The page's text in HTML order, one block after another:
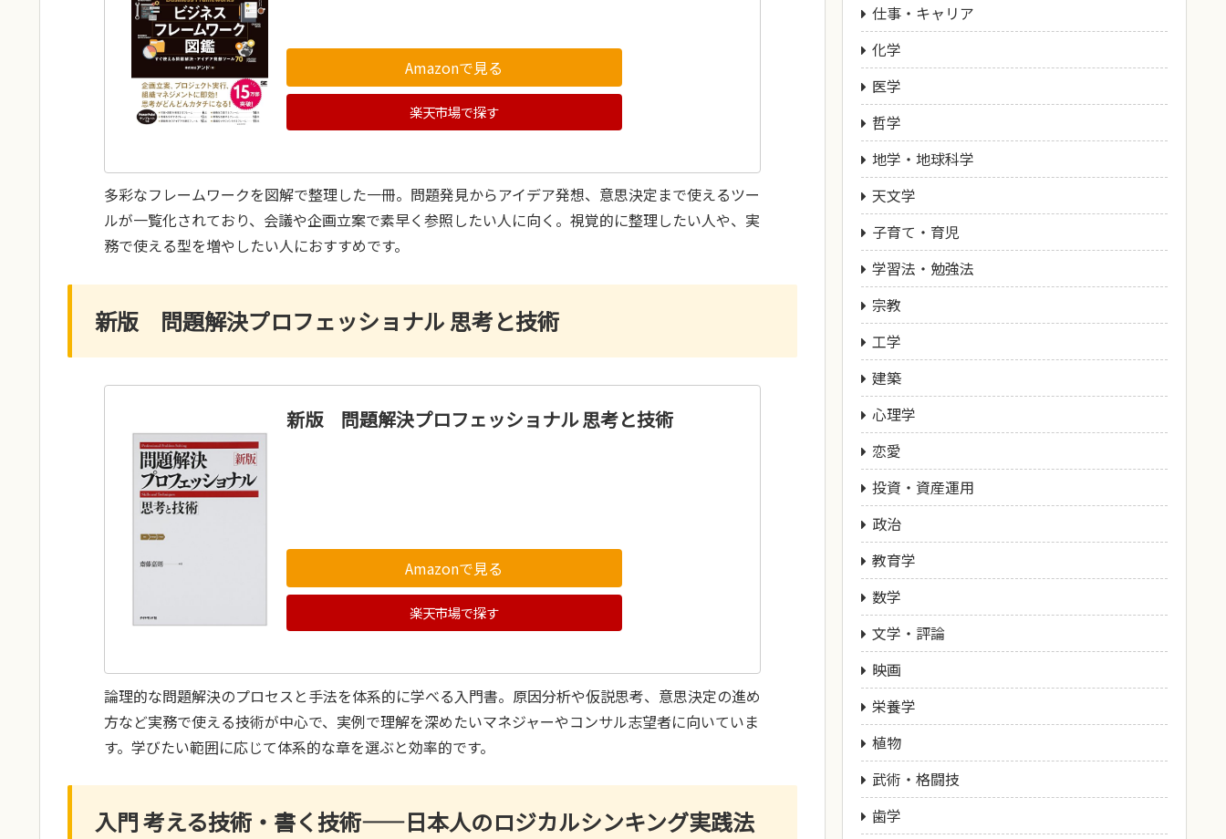
Amazonで見る
楽天市場で探す
多彩なフレームワークを図解で整理した一冊。問題発見からアイデア発想、意思決定まで使えるツー
ルが一覧化されており、会議や企画立案で素早く参照したい人に向く。視覚的に整理したい人や、実
務で使える型を増やしたい人におすすめです。
新版 問題解決プロフェッショナル 思考と技術
新版 問題解決プロフェッショナル 思考と技術
Amazonで見る
楽天市場で探す
論理的な問題解決のプロセスと手法を体系的に学べる入門書。原因分析や仮説思考、意思決定の進め
方など実務で使える技術が中心で、実例で理解を深めたいマネジャーやコンサル志望者に向いていま
す。学びたい範囲に応じて体系的な章を選ぶと効率的です。
入門 考える技術・書く技術――日本人のロジカルシンキング実践法
仕事・キャリア
化学
医学
哲学
地学・地球科学
天文学
子育て・育児
学習法・勉強法
宗教
工学
建築
心理学
恋愛
投資・資産運用
政治
教育学
数学
文学・評論
映画
栄養学
植物
武術・格闘技
歯学